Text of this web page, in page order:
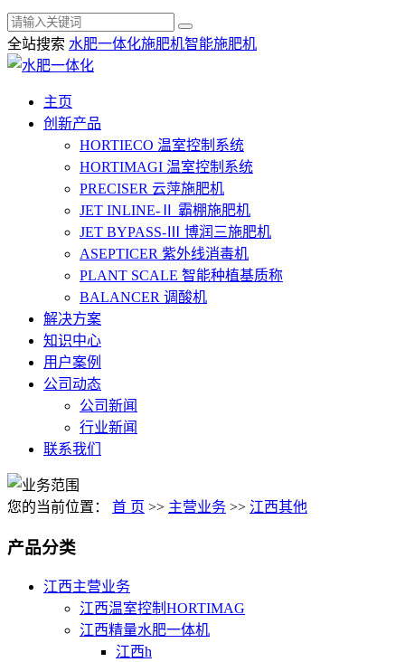
全站搜索 水肥一体化施肥机智能施肥机
主页
创新产品
HORTIECO 温室控制系统
HORTIMAGI 温室控制系统
PRECISER 云萍施肥机
JET INLINE-Ⅱ 霸棚施肥机
JET BYPASS-Ⅲ 博润三施肥机
ASEPTICER 紫外线消毒机
PLANT SCALE 智能种植基质称
BALANCER 调酸机
解决方案
知识中心
用户案例
公司动态
公司新闻
行业新闻
联系我们
您的当前位置： 首 页 >> 主营业务 >> 江西其他
产品分类
江西主营业务
江西温室控制HORTIMAG
江西精量水肥一体机
江西h